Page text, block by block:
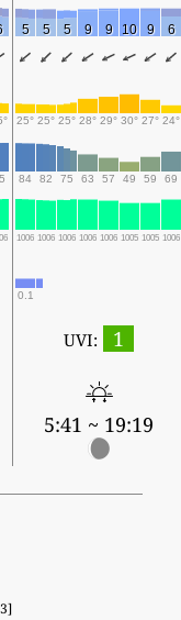
5 5 5 9 9 10 9 6
25° 25° 25° 28° 29° 30° 27° 24°
84 82 75 63 57 49 59 69
1006 1006 1006 1006 1006 1005 1005 1006
0.1
UVI: 1
5:41 ~ 19:19